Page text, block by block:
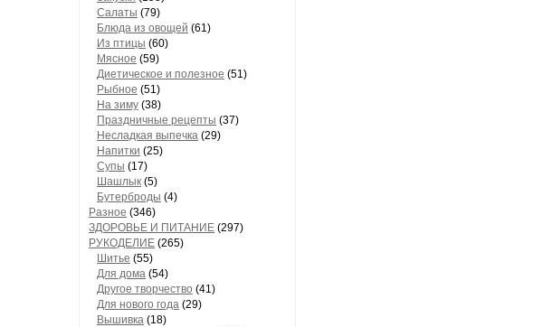
Салаты (79)
Блюда из овощей (61)
Из птицы (60)
Мясное (59)
Диетическое и полезное (51)
Рыбное (51)
На зиму (38)
Праздничные рецепты (37)
Несладкая выпечка (29)
Напитки (25)
Супы (17)
Шашлык (5)
Бутерброды (4)
Разное (346)
ЗДОРОВЬЕ И ПИТАНИЕ (297)
РУКОДЕЛИЕ (265)
Шитье (55)
Для дома (54)
Другое творчество (41)
Для нового года (29)
Вышивка (18)